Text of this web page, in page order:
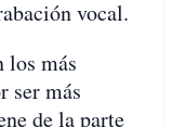
vocal.
los más
ser más
de la parte